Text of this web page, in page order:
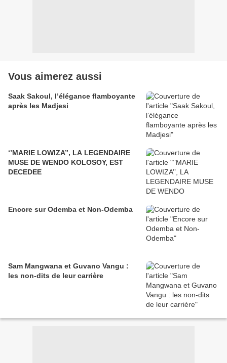
Vous aimerez aussi
Saak Sakoul, l’élégance flamboyante
après les Madjesi
‘’MARIE LOWIZA’’, LA LEGENDAIRE
MUSE DE WENDO KOLOSOY, EST
DECEDEE
Encore sur Odemba et Non-Odemba
Sam Mangwana et Guvano Vangu :
les non-dits de leur carrière